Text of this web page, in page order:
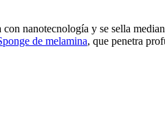
nanotecnología y se sella
de melamina, que penetra